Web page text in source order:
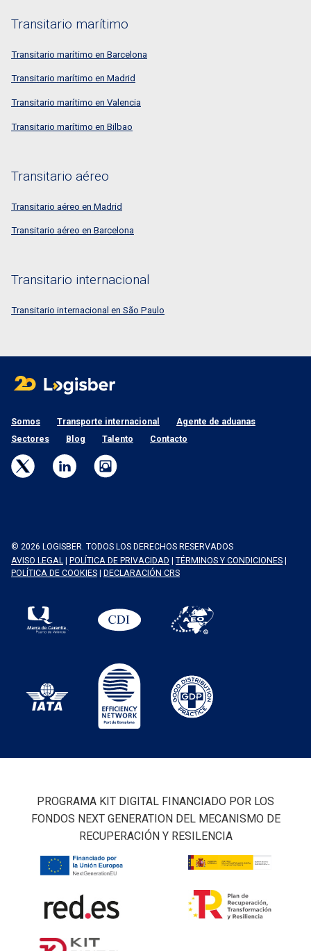
Transitario marítimo
Transitario marítimo en Barcelona
Transitario marítimo en Madrid
Transitario marítimo en Valencia
Transitario marítimo en Bilbao
Transitario aéreo
Transitario aéreo en Madrid
Transitario aéreo en Barcelona
Transitario internacional
Transitario internacional en São Paulo
Somos Transporte internacional
Agente de aduanas
Sectores
Blog Talento Contacto
© 2026 LOGISBER. TODOS LOS DERECHOS RESERVADOS
AVISO LEGAL | POLÍTICA DE PRIVACIDAD | TÉRMINOS Y CONDICIONES |
POLÍTICA DE COOKIES | DECLARACIÓN CRS
PROGRAMA KIT DIGITAL FINANCIADO POR LOS
FONDOS NEXT GENERATION DEL MECANISMO DE
RECUPERACIÓN Y RESILENCIA